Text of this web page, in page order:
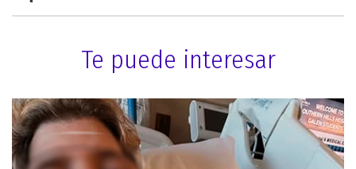
Te puede interesar